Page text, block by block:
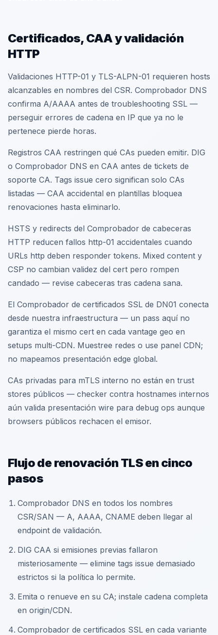
Certificados, CAA y validación
HTTP
Validaciones HTTP-01 y TLS-ALPN-01 requieren hosts
alcanzables en nombres del CSR. Comprobador DNS
confirma A/AAAA antes de troubleshooting SSL —
perseguir errores de cadena en IP que ya no le
pertenece pierde horas.
Registros CAA restringen qué CAs pueden emitir. DIG
o Comprobador DNS en CAA antes de tickets de
soporte CA. Tags issue cero significan solo CAs
listadas — CAA accidental en plantillas bloquea
renovaciones hasta eliminarlo.
HSTS y redirects del Comprobador de cabeceras
HTTP reducen fallos http-01 accidentales cuando
URLs http deben responder tokens. Mixed content y
CSP no cambian validez del cert pero rompen
candado — revise cabeceras tras cadena sana.
El Comprobador de certificados SSL de DN01 conecta
desde nuestra infraestructura — un pass aquí no
garantiza el mismo cert en cada vantage geo en
setups multi-CDN. Muestree redes o use panel CDN;
no mapeamos presentación edge global.
CAs privadas para mTLS interno no están en trust
stores públicos — checker contra hostnames internos
aún valida presentación wire para debug ops aunque
browsers públicos rechacen el emisor.
Flujo de renovación TLS en cinco
pasos
Comprobador DNS en todos los nombres
CSR/SAN — A, AAAA, CNAME deben llegar al
endpoint de validación.
DIG CAA si emisiones previas fallaron
misteriosamente — elimine tags issue demasiado
estrictos si la política lo permite.
Emita o renueve en su CA; instale cadena completa
en origin/CDN.
Comprobador de certificados SSL en cada variante